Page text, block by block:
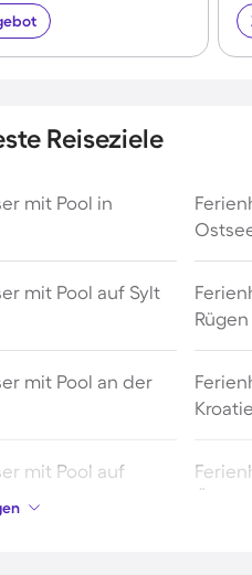
Reiseziele
mit Pool in
mit Pool auf Sylt
Rügen
mit Pool an der
mit Pool auf